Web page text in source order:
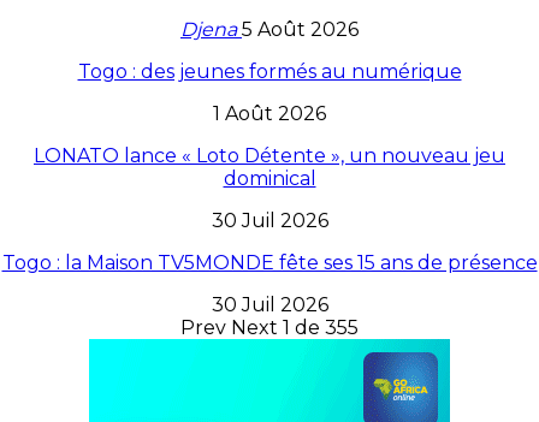
Djena5 Août 2026
Togo : des jeunes formés au numérique
1 Août 2026
LONATO lance « Loto Détente », un nouveau jeu
dominical
30 Juil 2026
Togo : la Maison TV5MONDE fête ses 15 ans de présence
30 Juil 2026
Prev Next 1 de 355